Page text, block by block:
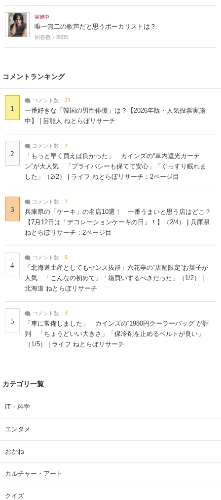
実施中
唯一無二の歌声だと思うボーカリストは？
回答数：8085
コメントランキング
1
コメント数： 21
一番好きな「韓国の男性俳優」は？【2026年版・人気投票実施
中】 | 芸能人 ねとらぼリサーチ
2
コメント数： 7
「もっと早く買えば良かった」 カインズの“車内遮光カーテ
ン”が大人気 「プライバシーも保てて安心」「ぐっすり眠れま
した」（2/2） | ライフ ねとらぼリサーチ：2ページ目
3
コメント数： 7
兵庫県の「ケーキ」の名店10選！ 一番うまいと思う店はどこ？
【7月12日は「デコレーションケーキの日」！】（2/4） | 兵庫県
ねとらぼリサーチ：2ページ目
4
コメント数： 5
「北海道土産としてもセンス抜群」六花亭の“店舗限定”お菓子が
人気 「こんなの初めて」「箱買いするべきだった」（1/2） |
北海道 ねとらぼリサーチ
5
コメント数： 4
「車に常備しました」 カインズの“1980円クーラーバッグ”が評
判 「ちょうどいい大きさ」「保冷剤を止めるベルトが良い」
（1/5） | ライフ ねとらぼリサーチ
カテゴリ一覧
IT・科学
エンタメ
おかね
カルチャー・アート
クイズ